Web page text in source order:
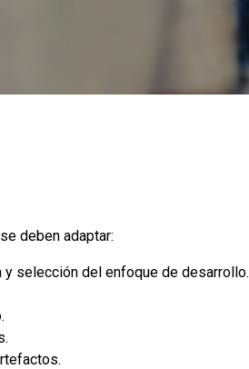
deben adaptar:
y selección del enfoque de desarrollo.